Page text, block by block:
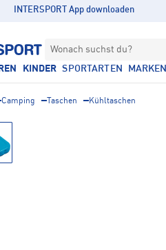
INTERSPORT App downloaden
Wonach suchst du?
KINDER SPORTARTEN MARKEN
Camping Taschen Kühltaschen